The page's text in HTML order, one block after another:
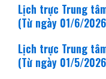
Lịch trực Trung
(Từ ngày 01/6/
Lịch trực Trung
(Từ ngày 01/5/